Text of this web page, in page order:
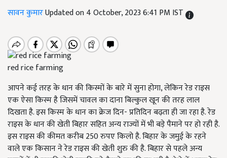
सावन कुमारUpdated on 4 October, 2023 6:41 PM IST
red rice farming
आपने कई तरह के धान की किस्मों के बारे में सुना होगा, लेकिन रेड राइस
एक ऐसा किस्म है जिसमें चावल का दाना बिल्कुल खून की तरह लाल
दिखता है. इस किस्म के धान का क्रेज दिन- प्रतिदिन बढ़ता ही जा रहा है. रेड
राइस के धान की खेती बिहार सहित अन्य राज्यों में भी बड़े पैमाने पर हो रही है.
इस राइस की कीमत करीब 250 रुपए किलो है. बिहार के जमुई के रहने
वाले एक किसान ने रेड राइस की खेती शुरु की है. बिहार से पहले अन्य